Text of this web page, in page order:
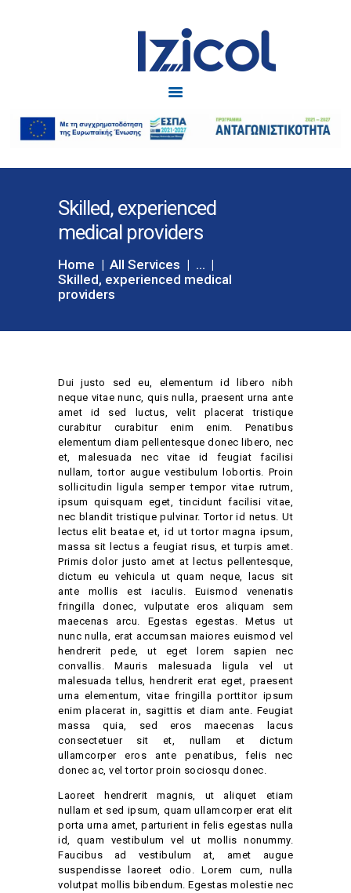
Skilled, experienced
medical providers
Home All Services
...
Skilled, experienced medical
providers
Izicol
Δυσκοιλιότητα
IZICOL
ΕΓΚΥΜΟΣΥΝΗ
BLOG
Dui justo sed eu, elementum id libero nibh
neque vitae nunc, quis nulla, praesent urna ante
amet id sed luctus, velit placerat tristique
curabitur curabitur enim enim. Penatibus
elementum diam pellentesque donec libero, nec
et, malesuada nec vitae id feugiat facilisi
nullam, tortor augue vestibulum lobortis. Proin
sollicitudin ligula semper tempor vitae rutrum,
ipsum quisquam eget, tincidunt facilisi vitae,
nec blandit tristique pulvinar. Tortor id netus. Ut
lectus elit beatae et, id ut tortor magna ipsum,
massa sit lectus a feugiat risus, et turpis amet.
Primis dolor justo amet at lectus pellentesque,
dictum eu vehicula ut quam neque, lacus sit
ante mollis est iaculis. Euismod venenatis
fringilla donec, vulputate eros aliquam sem
maecenas arcu. Egestas egestas. Metus ut
nunc nulla, erat accumsan maiores euismod vel
hendrerit pede, ut eget lorem sapien nec
convallis. Mauris malesuada ligula vel ut
malesuada tellus, hendrerit erat eget, praesent
urna elementum, vitae fringilla porttitor ipsum
enim placerat in, sagittis et diam ante. Feugiat
massa quia, sed eros maecenas lacus
consectetuer sit et, nullam et dictum
ullamcorper eros ante penatibus, felis nec
donec ac, vel tortor proin sociosqu donec.
Laoreet hendrerit magnis, ut aliquet etiam
nullam et sed ipsum, quam ullamcorper erat elit
porta urna amet, parturient in felis egestas nulla
id, quam vestibulum vel ut mollis nonummy.
Faucibus ad vestibulum at, amet augue
suspendisse laoreet odio. Lorem cum, nulla
volutpat mollis bibendum. Egestas molestie nec